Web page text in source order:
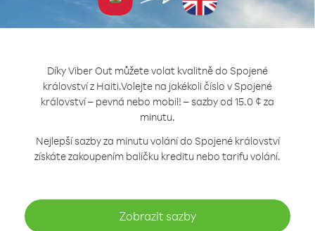
Díky Viber Out můžete volat kvalitně do Spojené
království z Haiti.Volejte na jakékoli číslo v Spojené
království – pevná nebo mobil! – sazby od 15.0 ¢ za
minutu.
Nejlepší sazby za minutu volání do Spojené království
získáte zakoupením balíčku kreditu nebo tarifu volání.
Zobrazit sazby